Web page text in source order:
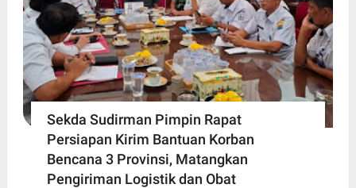
Sekda Sudirman Pimpin Rapat
Persiapan Kirim Bantuan Korban
Bencana 3 Provinsi, Matangkan
Pengiriman Logistik dan Obat